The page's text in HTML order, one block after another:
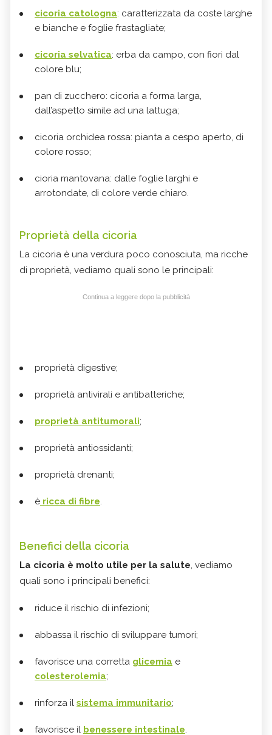
cicoria catologna: caratterizzata da coste larghe
e bianche e foglie frastagliate;
cicoria selvatica: erba da campo, con fiori dal
colore blu;
pan di zucchero: cicoria a forma larga,
dall’aspetto simile ad una lattuga;
cicoria orchidea rossa: pianta a cespo aperto, di
colore rosso;
cioria mantovana: dalle foglie larghi e
arrotondate, di colore verde chiaro.
Proprietà della cicoria
La cicoria è una verdura poco conosciuta, ma ricche
di proprietà, vediamo quali sono le principali:
Continua a leggere dopo la pubblicità
proprietà digestive;
proprietà antivirali e antibatteriche;
proprietà antitumorali;
proprietà antiossidanti;
proprietà drenanti;
è ricca di fibre.
Benefici della cicoria
La cicoria è molto utile per la salute, vediamo
quali sono i principali benefici:
riduce il rischio di infezioni;
abbassa il rischio di sviluppare tumori;
favorisce una corretta glicemia e
colesterolemia;
rinforza il sistema immunitario;
favorisce il benessere intestinale.